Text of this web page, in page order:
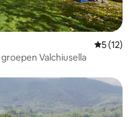
5 (12)
Valchiusella